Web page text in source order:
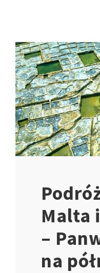
Malta
–
na